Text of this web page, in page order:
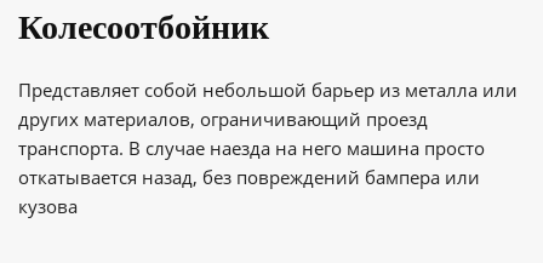
Колесоотбойник
Представляет собой небольшой барьер из металла или
других материалов, ограничивающий проезд
транспорта. В случае наезда на него машина просто
откатывается назад, без повреждений бампера или
кузова